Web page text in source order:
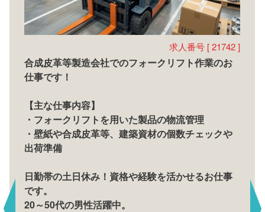
求人番号 [ 21742 ]
合成皮革等製造会社でのフォークリフト作業のお
仕事です！
【主な仕事内容】
・フォークリフトを用いた製品の物流管理
・壁紙や合成皮革等、建築資材の個数チェックや
出荷準備
日勤帯の土日休み！資格や経験を活かせるお仕事
です。
20～50代の男性活躍中。